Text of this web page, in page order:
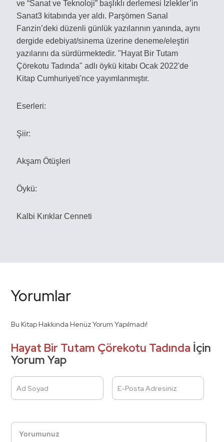
ve “Sanat ve Teknoloji” başlıklı derlemesi İzlekler’in
Sanat3 kitabında yer aldı. Parşömen Sanal
Fanzin’deki düzenli günlük yazılarının yanında, aynı
dergide edebiyat/sinema üzerine deneme/eleştiri
yazılarını da sürdürmektedir. "Hayat Bir Tutam
Çörekotu Tadında" adlı öykü kitabı Ocak 2022'de
Kitap Cumhuriyeti'nce yayımlanmıştır.
Eserleri:
Şiir:
Akşam Ötüşleri
Öykü:
Kalbi Kırıklar Cenneti
Yorumlar
Bu Kitap Hakkında Henüz Yorum Yapılmadı!
Hayat Bir Tutam Çörekotu Tadında İçin
Yorum Yap
Ad Soyad E-Posta Adresiniz